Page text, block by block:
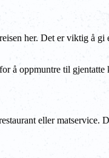
her. Det er viktig å
å oppmuntre til
eller